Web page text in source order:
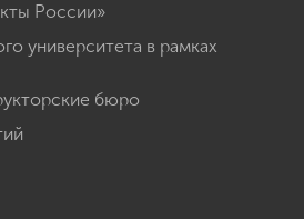
России»
университета в рамках
бюро